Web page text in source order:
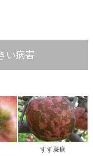
い病害
すす斑病